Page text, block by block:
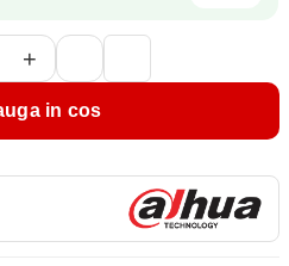
+
in cos